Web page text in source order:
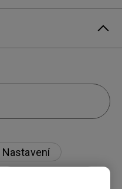
Nastavení